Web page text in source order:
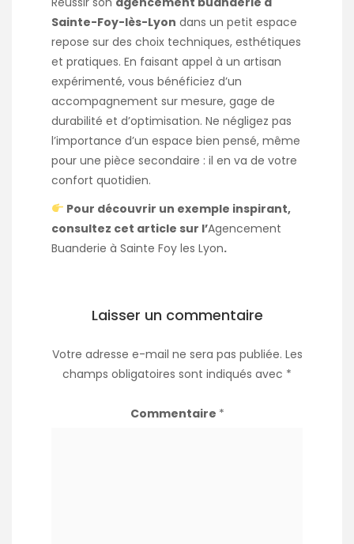
Sainte-Foy-lès-Lyon dans un petit espace
repose sur des choix techniques, esthétiques
et pratiques. En faisant appel à un artisan
expérimenté, vous bénéficiez d’un
accompagnement sur mesure, gage de
durabilité et d’optimisation. Ne négligez pas
l’importance d’un espace bien pensé, même
pour une pièce secondaire : il en va de votre
confort quotidien.
Pour découvrir un exemple inspirant,
consultez cet article sur l’Agencement
Buanderie à Sainte Foy les Lyon.
Laisser un commentaire
Votre adresse e-mail ne sera pas publiée. Les
champs obligatoires sont indiqués avec *
Commentaire *